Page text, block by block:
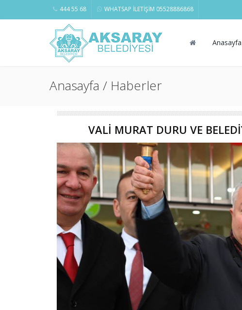
444 55 68 WHATSAP İLETİŞİM 05528886868
Anasayfa
Anasayfa / Haberler
VALİ MURAT DURU VE